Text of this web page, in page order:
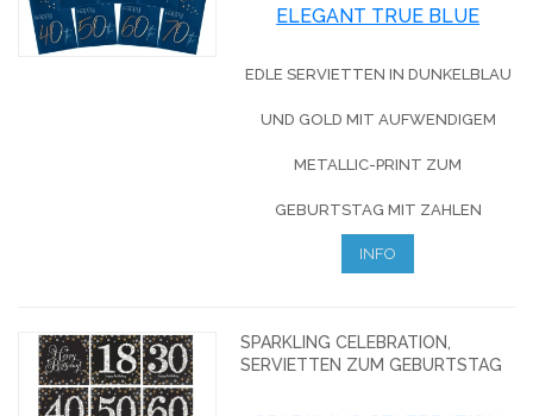
ELEGANT TRUE BLUE
EDLE SERVIETTEN IN DUNKELBLAU
UND GOLD MIT AUFWENDIGEM
METALLIC-PRINT ZUM
GEBURTSTAG MIT ZAHLEN
INFO
SPARKLING CELEBRATION,
SERVIETTEN ZUM GEBURTSTAG